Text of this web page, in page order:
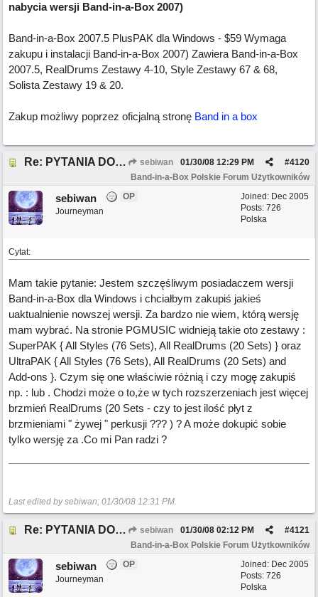
nabycia wersji Band-in-a-Box 2007)
Band-in-a-Box 2007.5 PlusPAK dla Windows - $59 Wymaga
zakupu i instalacji Band-in-a-Box 2007) Zawiera Band-in-a-Box
2007.5, RealDrums Zestawy 4-10, Style Zestawy 67 & 68,
Solista Zestawy 19 & 20.
Zakup możliwy poprzez oficjalną stronę Band in a box
Re: PYTANIA DO MODERATORA sebiwan #4120
01/30/08 12:29 PM
Band-in-a-Box Polskie Forum Użytkowników
Joined: Dec 2005
Posts: 726
Polska
sebiwan
OP
Journeyman
Cytat:
Mam takie pytanie: Jestem szczęśliwym posiadaczem wersji
Band-in-a-Box dla Windows i chciałbym zakupiś jakieś
uaktualnienie nowszej wersji. Za bardzo nie wiem, którą wersję
mam wybrać. Na stronie PGMUSIC widnieją takie oto zestawy :
SuperPAK { All Styles (76 Sets), All RealDrums (20 Sets) } oraz
UltraPAK { All Styles (76 Sets), All RealDrums (20 Sets) and
Add-ons }. Czym się one właściwie różnią i czy mogę zakupiś
np. : lub . Chodzi może o to,że w tych rozszerzeniach jest więcej
brzmień RealDrums (20 Sets - czy to jest ilość płyt z
brzmieniami " żywej " perkusji ??? ) ? A może dokupić sobie
tylko wersję za .Co mi Pan radzi ?
Last edited by sebiwan; 01/30/08 12:31 PM.
Re: PYTANIA DO MODERATORA sebiwan #4121
01/30/08 02:12 PM
Band-in-a-Box Polskie Forum Użytkowników
Joined: Dec 2005
Posts: 726
Polska
sebiwan
OP
Journeyman